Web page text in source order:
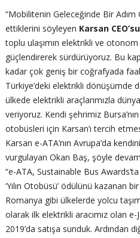
“Mobilitenin Geleceğinde Bir
ettiklerini söyleyen Karsan
toplu ulaşımın elektrikli ve
güçlendirerek sürdürüyoruz. Bu
kadar çok geniş bir coğrafyada
Türkiye’deki elektrikli dönüşümde
ülkede elektrikli araçlarımızla
veriyoruz. Kendi şehrimiz
otobüsleri için Karsan’ı tercih
Karsan e-ATA’nın Avrupa’da
vurgulayan Okan Baş, şöyle
“e-ATA, Sustainable Bus
‘Yılın Otobüsü’ ödülünü kazanan
Romanya gibi ülkelerde yolcu
olarak ilk elektrikli aracımız olan e-
2019’da satışa sunduk. Ardından